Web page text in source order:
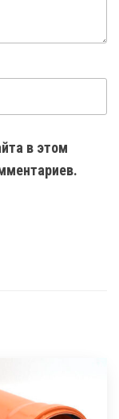
в этом